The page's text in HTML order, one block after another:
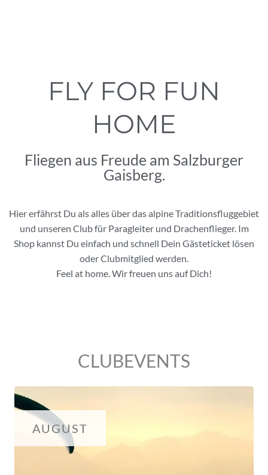
FLY FOR FUN
HOME
Fliegen aus Freude am Salzburger
Gaisberg.
Hier erfährst Du als alles über das alpine Traditionsfluggebiet
und unseren Club für Paragleiter und Drachenflieger. Im
Shop kannst Du einfach und schnell Dein Gästeticket lösen
oder Clubmitglied werden.
Feel at home. Wir freuen uns auf Dich!
CLUBEVENTS
AUGUST